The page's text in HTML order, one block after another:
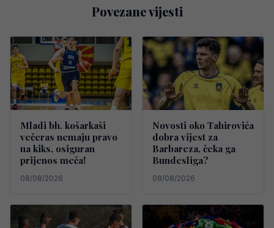
Povezane vijesti
Mladi bh. košarkaši
večeras nemaju pravo
na kiks, osiguran
prijenos meča!
08/08/2026
Novosti oko Tahirovića
dobra vijest za
Barbareza, čeka ga
Bundesliga?
08/08/2026